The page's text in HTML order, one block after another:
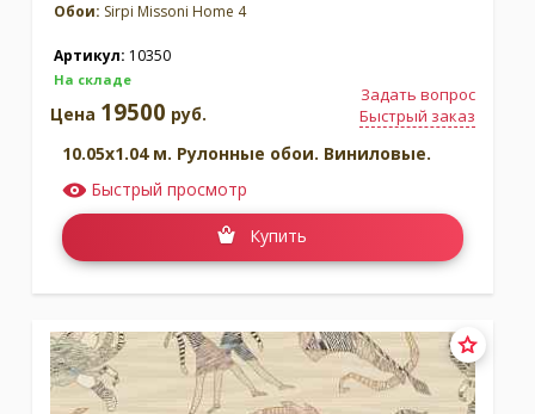
Обои: Sirpi Missoni Home 4
Артикул: 10350
На складе
Задать вопрос
Быстрый заказ
Цена 19500 руб.
10.05x1.04 м. Рулонные обои. Виниловые.
Быстрый просмотр
Купить